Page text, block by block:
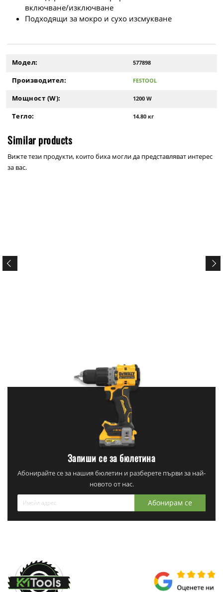
включване/изключване
Подходящи за мокро и сухо изсмукване
Модел: 577898
Производител: FESTOOL
Мощност (W): 1200 W
Тегло: 14.80 кг
Similar products
Вижте тези продукти, които биха могли да представляват интерес
за вас.
Запиши се за бюлетина
Абонирайте се за нашия бюлетин и разберете първи за най-
новото от нас.
Абонирам се